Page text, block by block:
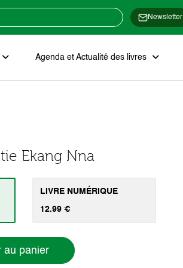
Newsletter
Agenda et Actualité des livres
Ekang Nna
LIVRE NUMÉRIQUE
12.99 €
au panier